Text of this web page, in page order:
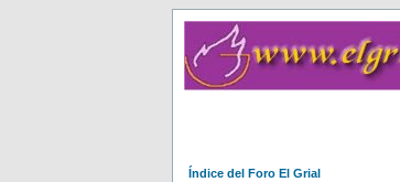
Índice del Foro El Grial